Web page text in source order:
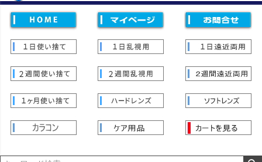
価格
〜
並び順
登録順
価格が高い順
レビュー順
キーワードヒット順